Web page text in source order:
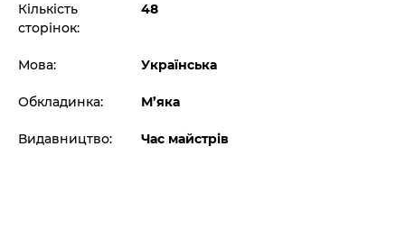
Кількість
сторінок:
48
Мова: Українська
Обкладинка: М’яка
Видавництво: Час майстрів